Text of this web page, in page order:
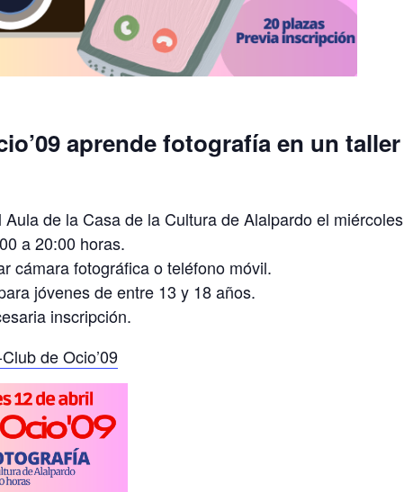
aprende fotografía en un taller
de la Casa de la Cultura de Alalpardo el miércoles
a 20:00 horas.
cámara fotográfica o teléfono móvil.
jóvenes de entre 13 y 18 años.
inscripción.
de Ocio’09